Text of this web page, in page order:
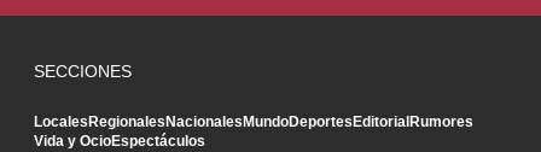
SECCIONES
LocalesRegionalesNacionalesMundoDeportesEditorialRumores
Vida y OcioEspectáculos